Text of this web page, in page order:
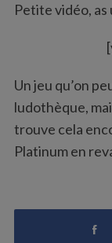
Petite vidéo, as
Un jeu qu’on
ludothèque,
trouve cela
Platinum en